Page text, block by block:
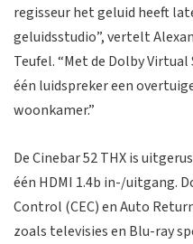
regisseur het geluid heeft
geluidsstudio”, vertelt
Teufel. “Met de Dolby
één luidspreker een
woonkamer.”
De Cinebar 52 THX is
één HDMI 1.4b in-/uitgang.
Control (CEC) en Auto
zoals televisies en Blu-ray